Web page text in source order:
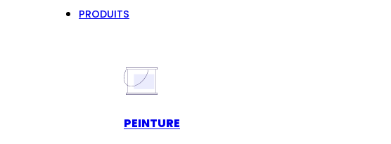
PRODUITS
PEINTURE